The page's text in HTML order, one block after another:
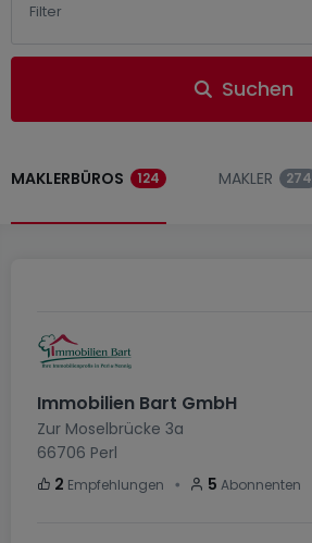
Filter
Suchen
MAKLERBÜROS 124 MAKLER 274
Immobilien Bart GmbH
Zur Moselbrücke 3a
66706 Perl
2 Empfehlungen ・ 5 Abonnenten